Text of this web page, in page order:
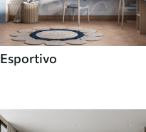
Esportivo